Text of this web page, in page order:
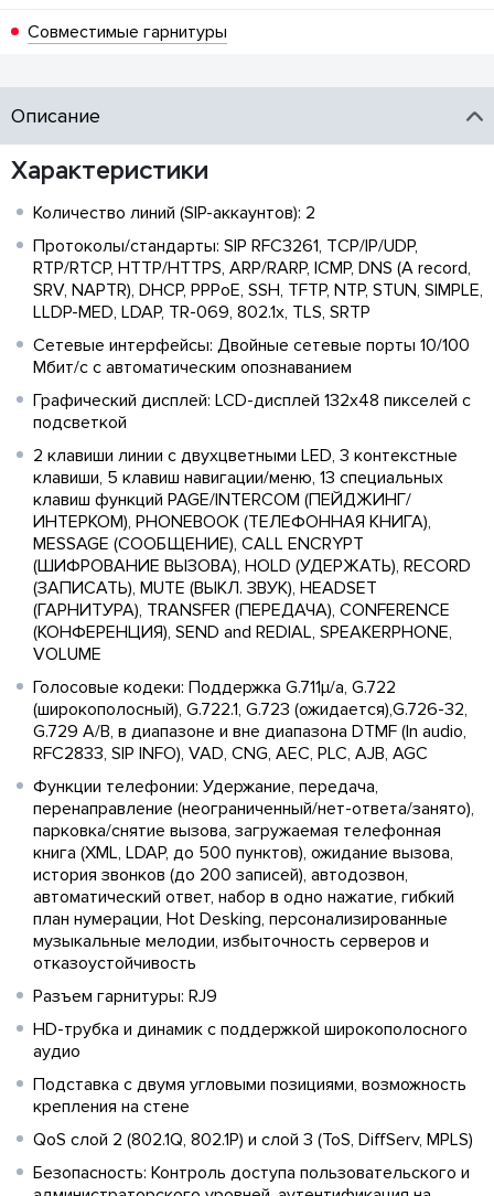
Совместимые гарнитуры
Описание
Характеристики
Количество линий (SIP-аккаунтов): 2
Протоколы/стандарты: SIP RFC3261, TCP/IP/UDP,
RTP/RTCP, HTTP/HTTPS, ARP/RARP, ICMP, DNS (A record,
SRV, NAPTR), DHCP, PPPoE, SSH, TFTP, NTP, STUN, SIMPLE,
LLDP-MED, LDAP, TR-069, 802.1x, TLS, SRTP
Сетевые интерфейсы: Двойные сетевые порты 10/100
Мбит/с с автоматическим опознаванием
Графический дисплей: LCD-дисплей 132х48 пикселей с
подсветкой
2 клавиши линии с двухцветными LED, 3 контекстные
клавиши, 5 клавиш навигации/меню, 13 специальных
клавиш функций PAGE/INTERCOM (ПЕЙДЖИНГ/
ИНТЕРКОМ), PHONEBOOK (ТЕЛЕФОННАЯ КНИГА),
MESSAGE (СООБЩЕНИЕ), CALL ENCRYPT
(ШИФРОВАНИЕ ВЫЗОВА), HOLD (УДЕРЖАТЬ), RECORD
(ЗАПИСАТЬ), MUTE (ВЫКЛ. ЗВУК), HEADSET
(ГАРНИТУРА), TRANSFER (ПЕРЕДАЧА), CONFERENCE
(КОНФЕРЕНЦИЯ), SEND and REDIAL, SPEAKERPHONE,
VOLUME
Голосовые кодеки: Поддержка G.711μ/a, G.722
(широкополосный), G.722.1, G.723 (ожидается),G.726-32,
G.729 A/B, в диапазоне и вне диапазона DTMF (In audio,
RFC2833, SIP INFO), VAD, CNG, AEC, PLC, AJB, AGC
Функции телефонии: Удержание, передача,
перенаправление (неограниченный/нет-ответа/занято),
парковка/снятие вызова, загружаемая телефонная
книга (XML, LDAP, до 500 пунктов), ожидание вызова,
история звонков (до 200 записей), автодозвон,
автоматический ответ, набор в одно нажатие, гибкий
план нумерации, Hot Desking, персонализированные
музыкальные мелодии, избыточность серверов и
отказоустойчивость
Разъем гарнитуры: RJ9
HD-трубка и динамик с поддержкой широкополосного
аудио
Подставка с двумя угловыми позициями, возможность
крепления на стене
QoS слой 2 (802.1Q, 802.1P) и слой 3 (ToS, DiffServ, MPLS)
Безопасность: Контроль доступа пользовательского и